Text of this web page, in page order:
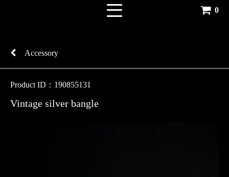
0
Accessory
Product ID：190855131
Vintage silver bangle